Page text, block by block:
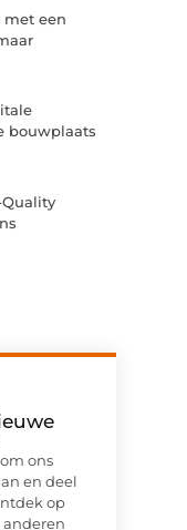
met een
bouwplaats
ons
en deel
op